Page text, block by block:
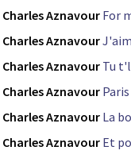
Charles Aznavour For
Charles Aznavour
Charles Aznavour Tu
Charles Aznavour
Charles Aznavour La
Charles Aznavour Et